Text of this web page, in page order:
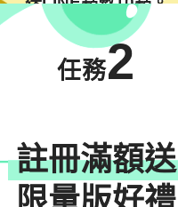
任務2
註冊滿額送